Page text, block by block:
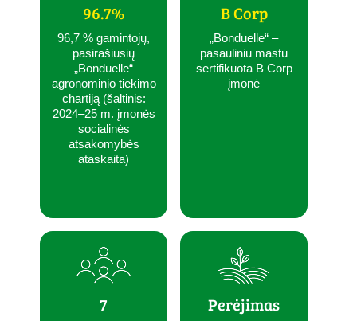
96.7%
96,7 % gamintojų,
pasirašiusių
„Bonduelle“
agronominio tiekimo
chartiją (šaltinis:
2024–25 m. įmonės
socialinės
atsakomybės
ataskaita)
7
B Corp
„Bonduelle“ –
pasauliniu mastu
sertifikuota B Corp
įmonė
Perėjimas